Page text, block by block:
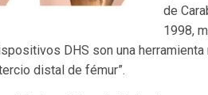
de
1998,
DHS son una herramienta
distal de fémur”.